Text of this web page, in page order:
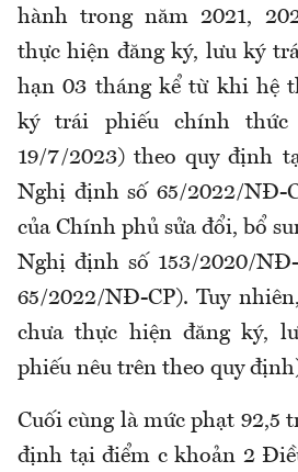
hành trong năm 2021,
thực hiện đăng ký, lưu ký
hạn 03 tháng kể từ khi hệ
ký trái phiếu chính thức
19/7/2023) theo quy định
Nghị định số 65/2022/NĐ-
của Chính phủ sửa đổi, bổ
Nghị định số 153/2020/
65/2022/NĐ-CP). Tuy
chưa thực hiện đăng ký,
phiếu nêu trên theo quy
Cuối cùng là mức phạt 92,5
định tại điểm c khoản 2